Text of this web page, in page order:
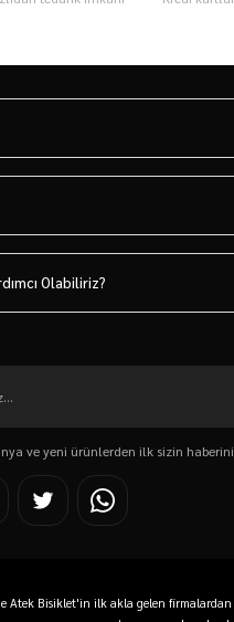
Olabiliriz?
ve yeni ürünlerden ilk sizin
Atek Bisiklet'in ilk akla gelen firmalardan